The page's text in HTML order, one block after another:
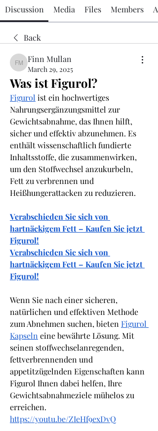
Discussion Media Files Members
Back
Finn Mullan
Finn Mullan
March 29, 2025
Was ist Figurol?
Figurol ist ein hochwertiges
Nahrungsergänzungsmittel zur
Gewichtsabnahme, das Ihnen hilft,
sicher und effektiv abzunehmen. Es
enthält wissenschaftlich fundierte
Inhaltsstoffe, die zusammenwirken,
um den Stoffwechsel anzukurbeln,
Fett zu verbrennen und
Heißhungerattacken zu reduzieren.
Verabschieden Sie sich von
hartnäckigem Fett – Kaufen Sie jetzt
Figurol!
Verabschieden Sie sich von
hartnäckigem Fett – Kaufen Sie jetzt
Figurol!
Wenn Sie nach einer sicheren,
natürlichen und effektiven Methode
zum Abnehmen suchen, bieten Figurol
Kapseln eine bewährte Lösung. Mit
seinen stoffwechselanregenden,
fettverbrennenden und
appetitzügelnden Eigenschaften kann
Figurol Ihnen dabei helfen, Ihre
Gewichtsabnahmeziele mühelos zu
erreichen.
https://youtu.be/ZIeHf9exDvQ